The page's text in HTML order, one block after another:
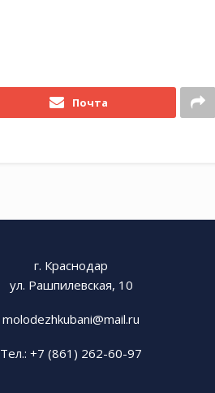
Почта
г. Краснодар
ул. Рашпилевская, 10
molodezhkubani@mail.ru
Тел.: +7 (861) 262-60-97